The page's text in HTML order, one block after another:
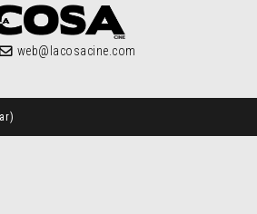
web@lacosacine.com
)